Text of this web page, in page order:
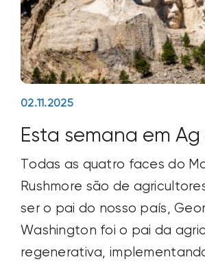
02.11.2025
Esta semana em Ag
Todas as quatro faces do
Rushmore são de
ser o pai do nosso país,
Washington foi o pai da
regenerativa,